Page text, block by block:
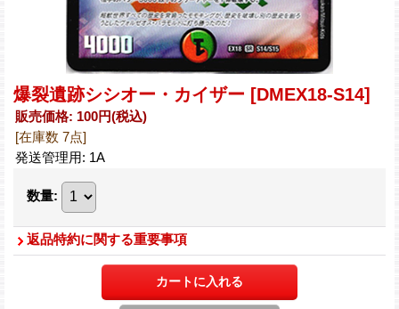
爆裂遺跡シシオー・カイザー [DMEX18-S14]
販売価格: 100円(税込)
[在庫数 7点]
発送管理用: 1A
数量:
返品特約に関する重要事項